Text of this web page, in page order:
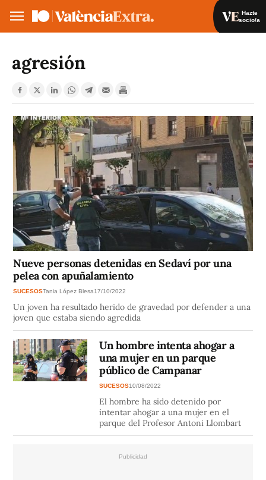
Hazte
socio/a
VA
agresión
Nueve personas detenidas en Sedaví por una
pelea con apuñalamiento
SUCESOSTania López Blesa17/10/2022
Un joven ha resultado herido de gravedad por defender a una
joven que estaba siendo agredida
Un hombre intenta ahogar a
una mujer en un parque
público de Campanar
SUCESOS10/08/2022
El hombre ha sido detenido por
intentar ahogar a una mujer en el
parque del Profesor Antoni Llombart